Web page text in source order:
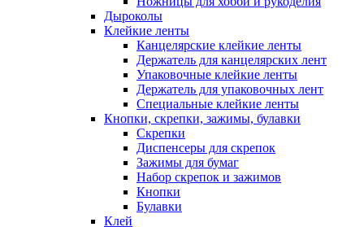
Дыроколы
Клейкие ленты
Канцелярские клейкие ленты
Держатель для канцелярских лент
Упаковочные клейкие ленты
Держатель для упаковочных лент
Специальные клейкие ленты
Кнопки, скрепки, зажимы, булавки
Скрепки
Диспенсеры для скрепок
Зажимы для бумаг
Набор скрепок и зажимов
Кнопки
Булавки
Клей